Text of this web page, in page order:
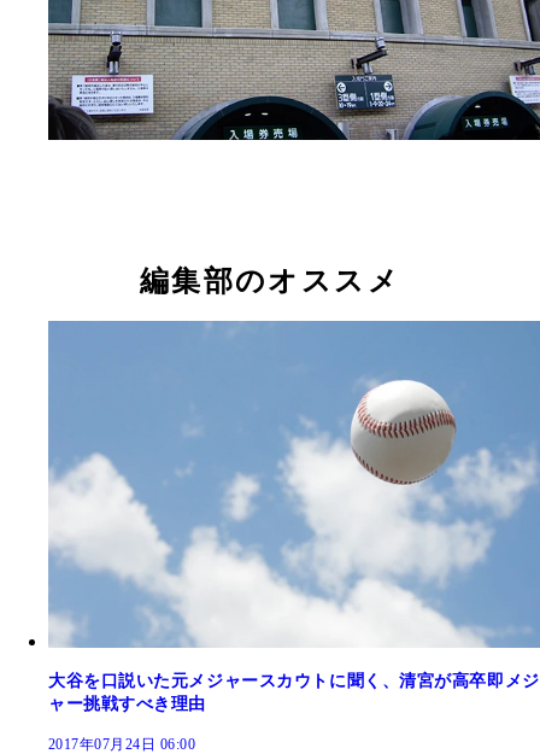
編集部のオススメ
大谷を口説いた元メジャースカウトに聞く、清宮が高卒即メジ
ャー挑戦すべき理由
2017年07月24日 06:00